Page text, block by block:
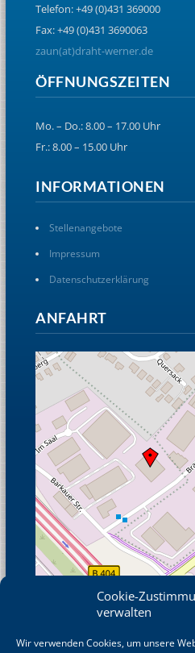
Cookie-
verwalten
Wir verwenden Cookies, um unsere
Telefon: +49 (0)431 369000
Fax: +49 (0)431 3690063
zaun(at)draht-werner.de
ÖFFNUNGSZEITEN
Mo. – Do.: 8.00 – 17.00 Uhr
Fr.: 8.00 – 15.00 Uhr
INFORMATIONEN
Stellenangebote
Impressum
Datenschutzerklärung
ANFAHRT